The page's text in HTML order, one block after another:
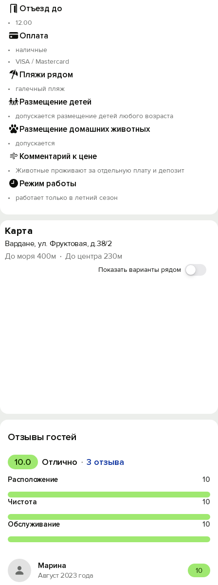
Отъезд до
12.00
Оплата
наличные
VISA / Mastercard
Пляжи рядом
галечный пляж
Размещение детей
допускается размещение детей любого возраста
Размещение домашних животных
допускается
Комментарий к цене
Животные проживают за отдельную плату и депозит
Режим работы
работает только в летний сезон
Карта
Вардане, ул. Фруктовая, д.38/2
До моря 400м
До центра 230м
Показать варианты рядом
Отзывы гостей
10.0 Отлично 3 отзыва
Расположение 10
Чистота 10
Обслуживание 10
Марина
Август 2023 года
10